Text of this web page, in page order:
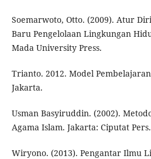
Soemarwoto, Otto. (2009). Atur
Baru Pengelolaan Lingkungan
Mada University Press.
Trianto. 2012. Model
Jakarta.
Usman Basyiruddin. (2002).
Agama Islam. Jakarta: Ciputat Pers.
Wiryono. (2013). Pengantar Ilmu